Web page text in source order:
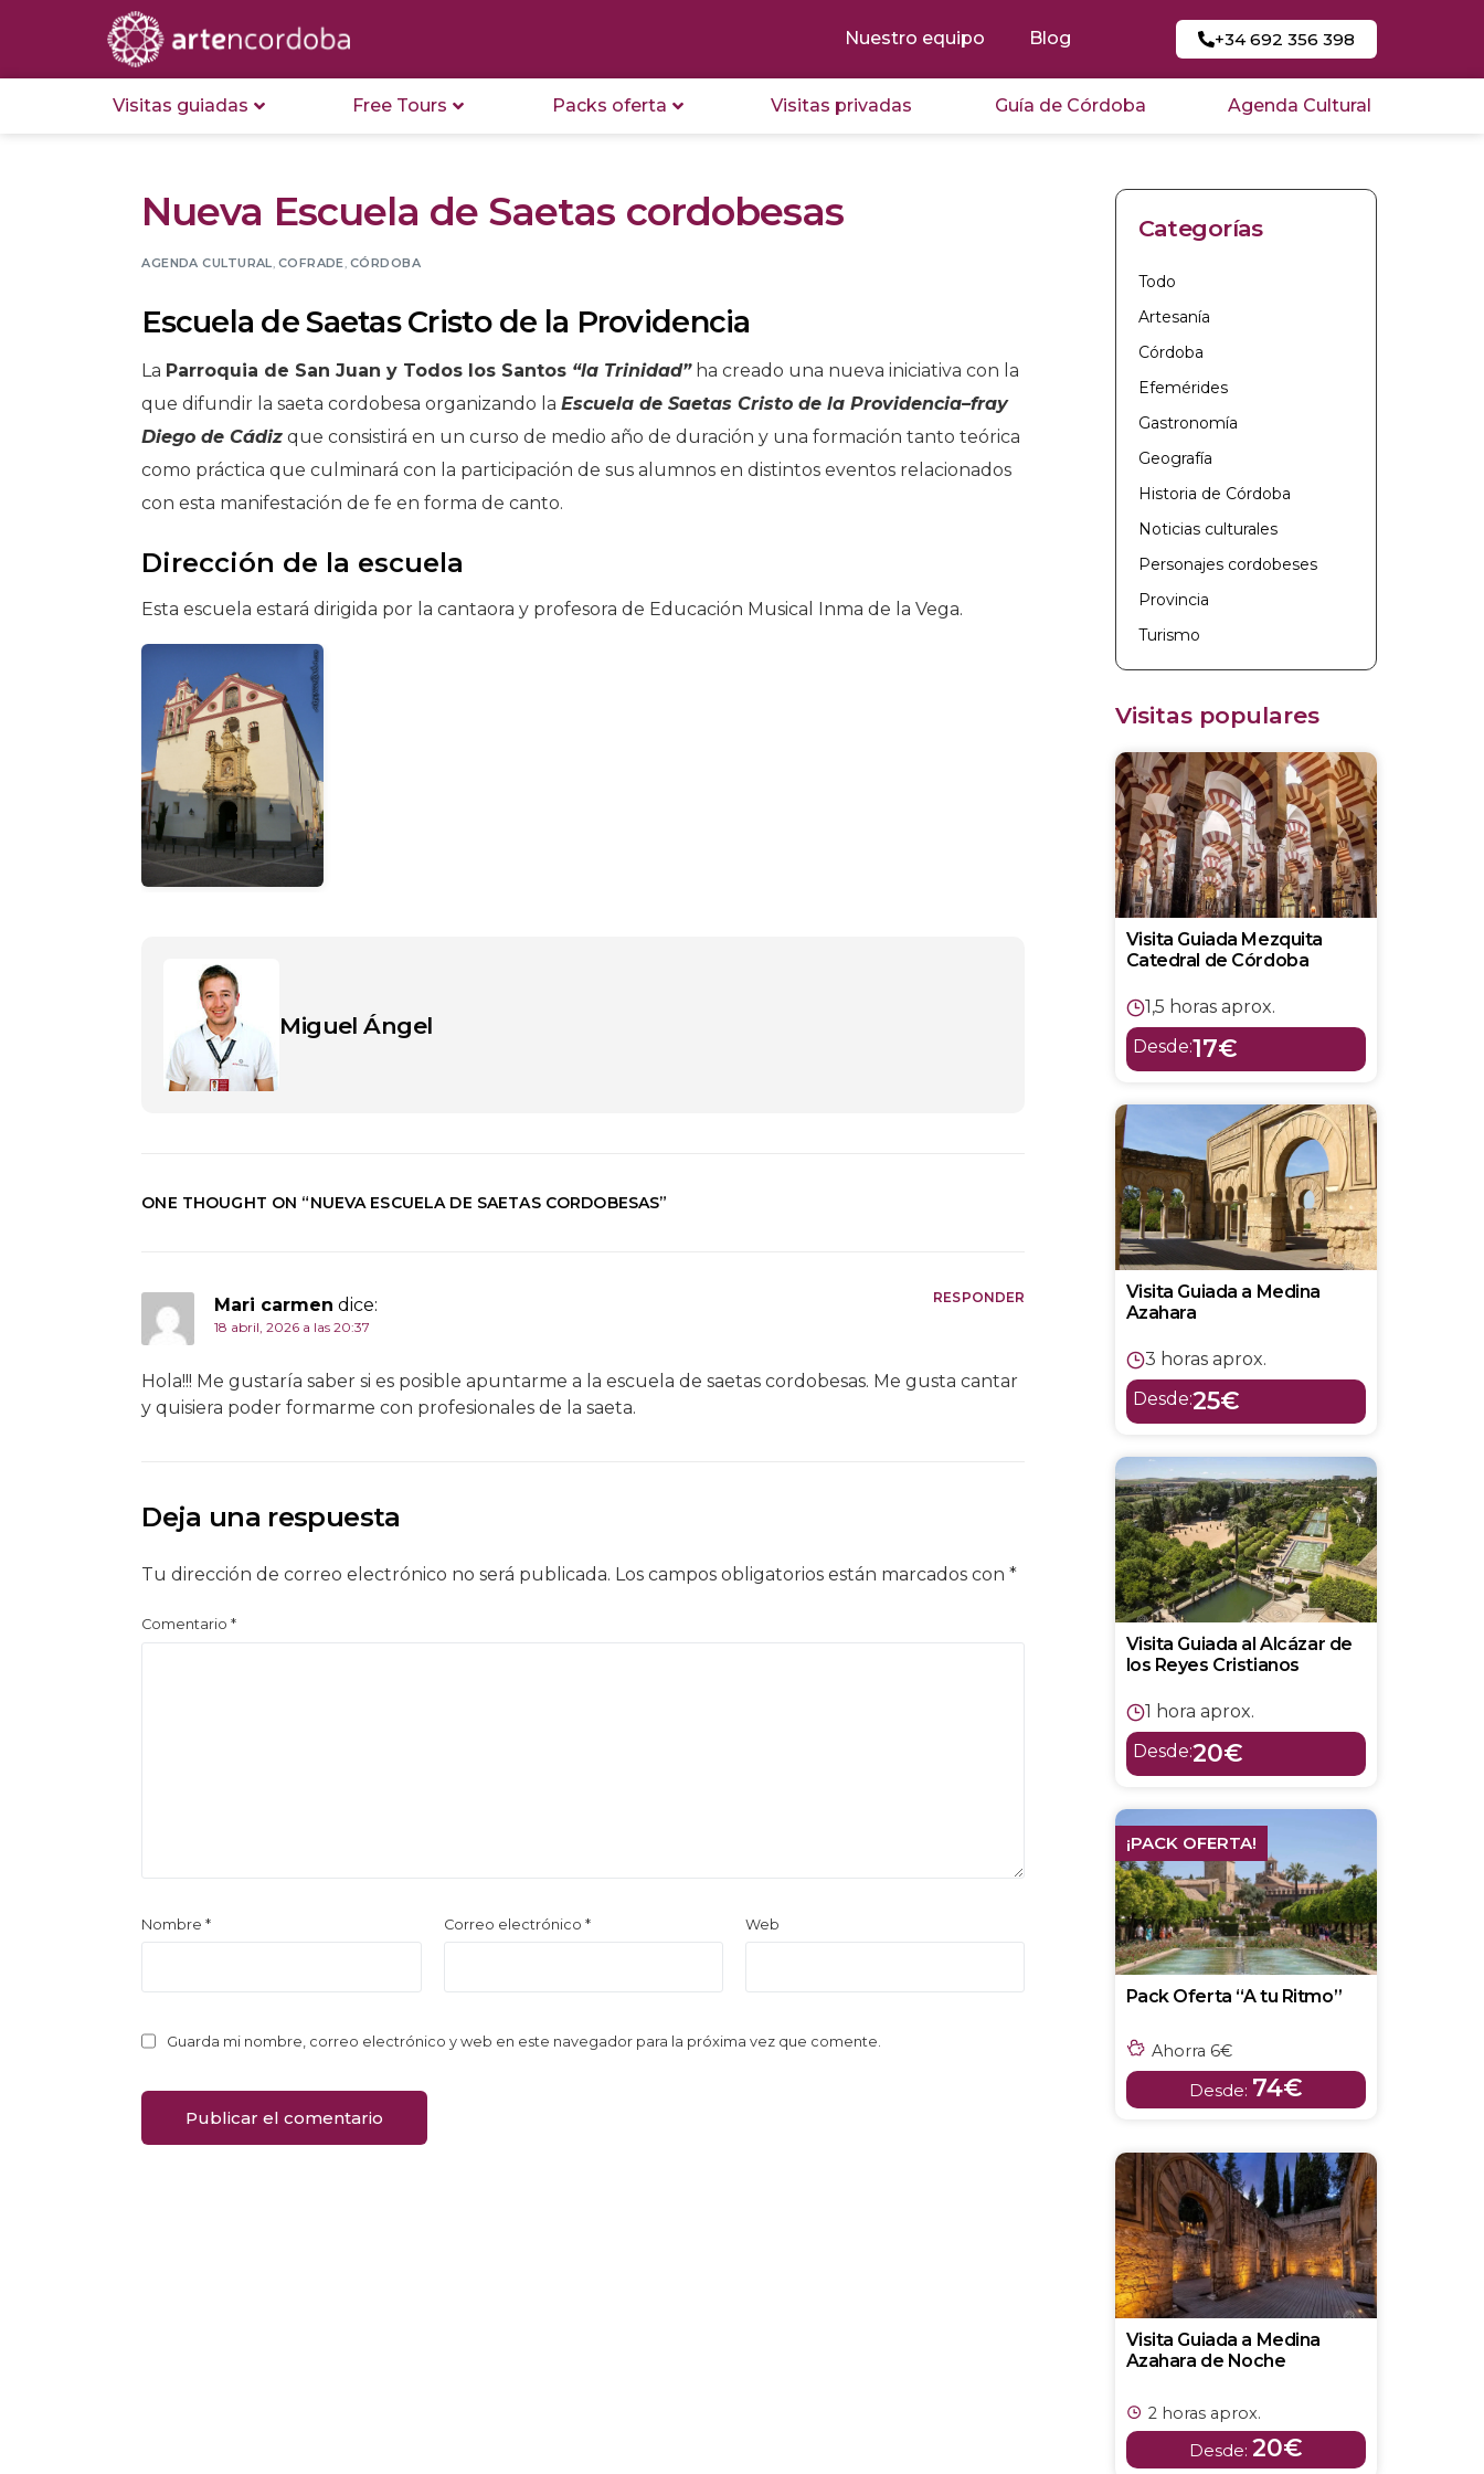
Nuestro equipo Blog +34 692 356 398
Visitas guiadas Free Tours Packs oferta Visitas privadas Guía de Córdoba Agenda Cultural
Nueva Escuela de Saetas cordobesas
AGENDA CULTURAL COFRADE CÓRDOBA
Escuela de Saetas Cristo de la Providencia
La Parroquia de San Juan y Todos los Santos “la Trinidad”ha creado una nueva iniciativa con la
que difundir la saeta cordobesa organizando laEscuela de Saetas Cristo de la Providencia–fray
Diego de Cádiz que consistirá en un curso de medio año de duración y una formación tanto teórica
como práctica que culminará con la participación de sus alumnos en distintos eventos relacionados
con esta manifestación de fe en forma de canto.
Dirección de la escuela
Esta escuela estará dirigida por la cantaora y profesora de Educación Musical Inma de la Vega.
Miguel Ángel
ONE THOUGHT ON “NUEVA ESCUELA DE SAETAS CORDOBESAS”
Mari carmen dice:
18 abril, 2026 a las 20:37
Hola!!! Me gustaría saber si es posible apuntarme a la escuela de saetas cordobesas. Me gusta cantar
y quisiera poder formarme con profesionales de la saeta.
RESPONDER
Deja una respuesta
Tu dirección de correo electrónico no será publicada. Los campos obligatorios están marcados con*
Comentario*
Nombre* Correo electrónico * Web
Guarda mi nombre, correo electrónico y web en este navegador para la próxima vez que comente.
Categorías
Todo
Artesanía
Córdoba
Efemérides
Gastronomía
Geografía
Historia de Córdoba
Noticias culturales
Personajes cordobeses
Provincia
Turismo
Visitas populares
Visita Guiada Mezquita
Catedral de Córdoba
1,5 horas aprox.
Desde:17€
Visita Guiada a Medina
Azahara
3 horas aprox.
Desde:25€
Visita Guiada al Alcázar de
los Reyes Cristianos
1 hora aprox.
Desde:20€
¡PACK OFERTA!
Pack Oferta “A tu Ritmo”
Ahorra 6€
Desde: 74€
Visita Guiada a Medina
Azahara de Noche
2 horas aprox.
Desde: 20€